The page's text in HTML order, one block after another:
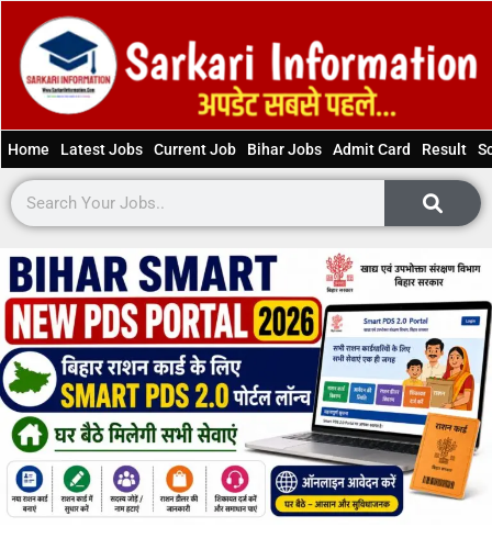
Home Latest Jobs Current Job Bihar Jobs Admit Card Result